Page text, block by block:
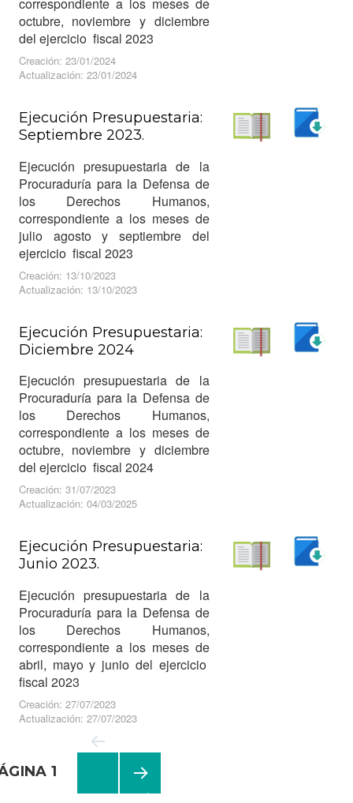
correspondiente a los meses de
octubre, noviembre y diciembre
del ejercicio fiscal 2023
Creación: 23/01/2024
Actualización: 23/01/2024
Ejecución Presupuestaria:
Septiembre 2023.
Ejecución presupuestaria de la
Procuraduría para la Defensa de
los Derechos Humanos,
correspondiente a los meses de
julio agosto y septiembre del
ejercicio fiscal 2023
Creación: 13/10/2023
Actualización: 13/10/2023
Ejecución Presupuestaria:
Diciembre 2024
Ejecución presupuestaria de la
Procuraduría para la Defensa de
los Derechos Humanos,
correspondiente a los meses de
octubre, noviembre y diciembre
del ejercicio fiscal 2024
Creación: 31/07/2023
Actualización: 04/03/2025
Ejecución Presupuestaria:
Junio 2023.
Ejecución presupuestaria de la
Procuraduría para la Defensa de
los Derechos Humanos,
correspondiente a los meses de
abril, mayo y junio del ejercicio
fiscal 2023
Creación: 27/07/2023
Actualización: 27/07/2023
1